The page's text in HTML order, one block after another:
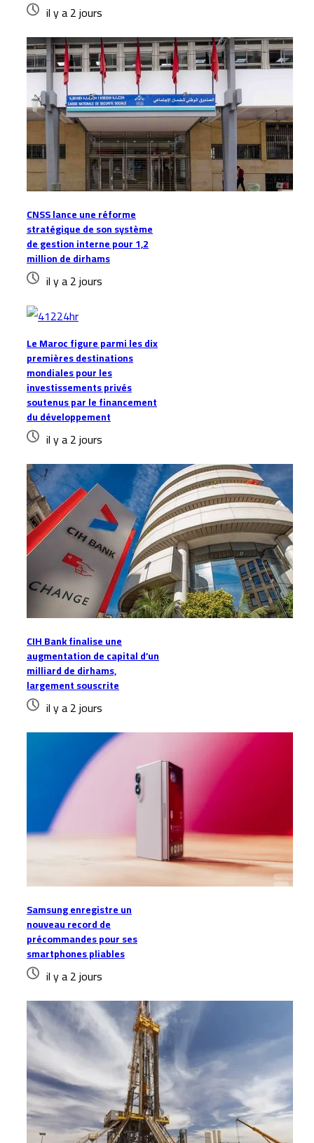
il y a 2 jours
CNSS lance une réforme
stratégique de son système
de gestion interne pour 1,2
million de dirhams
il y a 2 jours
Le Maroc figure parmi les dix
premières destinations
mondiales pour les
investissements privés
soutenus par le financement
du développement
il y a 2 jours
CIH Bank finalise une
augmentation de capital d’un
milliard de dirhams,
largement souscrite
il y a 2 jours
Samsung enregistre un
nouveau record de
précommandes pour ses
smartphones pliables
il y a 2 jours